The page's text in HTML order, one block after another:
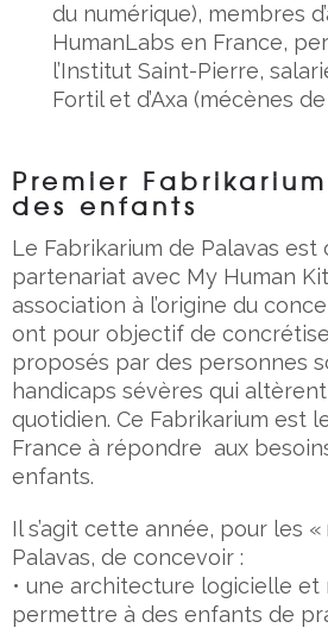
du numérique), membres
HumanLabs en France,
l’Institut Saint-Pierre,
Fortil et d’Axa (mécènes
Premier
des enfants
Le Fabrikarium de Palavas est
partenariat avec My Human
association à l’origine du
ont pour objectif de
proposés par des personnes
handicaps sévères qui
quotidien. Ce Fabrikarium est
France à répondre aux
enfants.
Il s’agit cette année, pour les «
Palavas, de concevoir :
• une architecture logicielle
permettre à des enfants de